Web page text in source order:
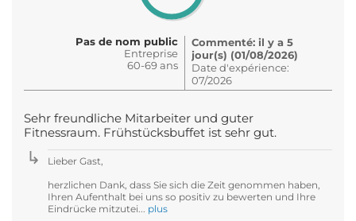
Pas de nom public
Entreprise
60-69 ans
Commenté: il y a 5
jour(s) (01/08/2026)
Date d'expérience:
07/2026
Sehr freundliche Mitarbeiter und guter
Fitnessraum. Frühstücksbuffet ist sehr gut.
Lieber Gast,
herzlichen Dank, dass Sie sich die Zeit genommen haben,
Ihren Aufenthalt bei uns so positiv zu bewerten und Ihre
Eindrücke mitzutei... plus